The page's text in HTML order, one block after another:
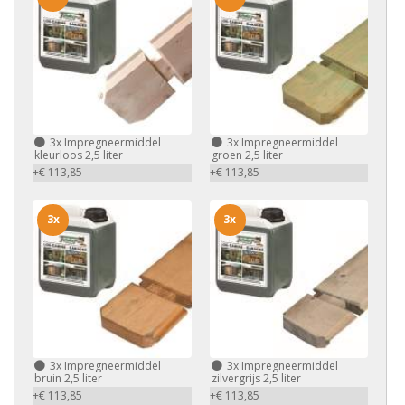
3x Impregneermiddel
kleurloos 2,5 liter
+€ 113,85
3xImpregneermiddel
groen 2,5 liter
+€ 113,85
3x Impregneermiddel
bruin 2,5 liter
+€ 113,85
3x
3xImpregneermiddel
zilvergrijs 2,5 liter
+€ 113,85
3x